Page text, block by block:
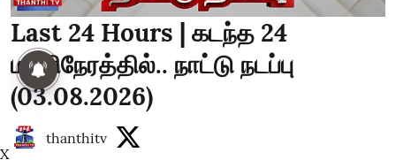
Last 24 Hours | கடந்த 24
மணிநேரத்தில்.. நாட்டு நடப்பு
(03.08.2026)
thanthitv
X